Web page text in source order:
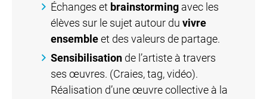
Échanges et brainstorming avec les
élèves sur le sujet autour du vivre
ensembleet des valeurs de partage.
Sensibilisation de l’artiste à travers
ses œuvres. (Craies, tag, vidéo).
Réalisation d’une œuvre collective à la